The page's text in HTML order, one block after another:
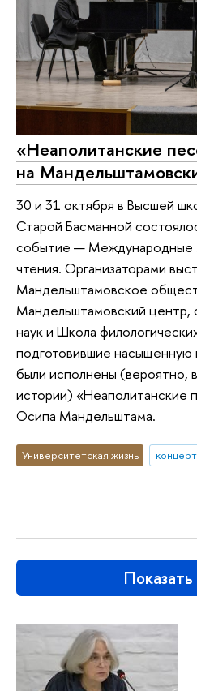
«Неаполитанские
на
30 и 31 октября в Высшей
Старой Басманной
событие — Международные
чтения. Организаторами
Мандельштамовское
Мандельштамовский центр,
наук и Школа
подготовившие насыщенную
были исполнены (вероятно,
истории) «Неаполитанские
Осипа Мандельштама.
Университетская жизнь